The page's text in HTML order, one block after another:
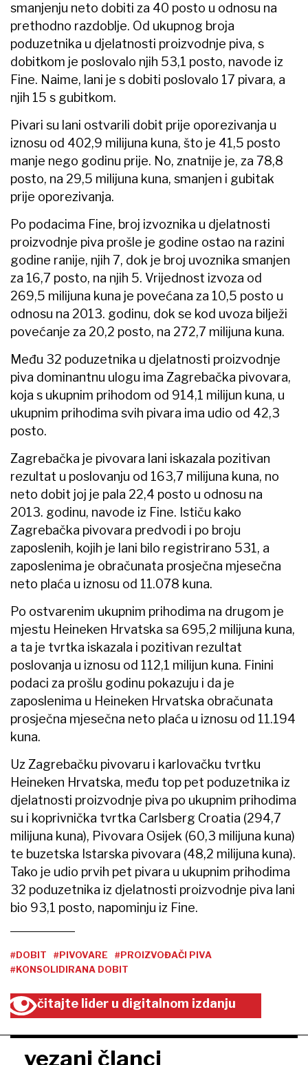
smanjenju neto dobiti za 40 posto u odnosu na
prethodno razdoblje. Od ukupnog broja
poduzetnika u djelatnosti proizvodnje piva, s
dobitkom je poslovalo njih 53,1 posto, navode iz
Fine. Naime, lani je s dobiti poslovalo 17 pivara, a
njih 15 s gubitkom.
Pivari su lani ostvarili dobit prije oporezivanja u
iznosu od 402,9 milijuna kuna, što je 41,5 posto
manje nego godinu prije. No, znatnije je, za 78,8
posto, na 29,5 milijuna kuna, smanjen i gubitak
prije oporezivanja.
Po podacima Fine, broj izvoznika u djelatnosti
proizvodnje piva prošle je godine ostao na razini
godine ranije, njih 7, dok je broj uvoznika smanjen
za 16,7 posto, na njih 5. Vrijednost izvoza od
269,5 milijuna kuna je povećana za 10,5 posto u
odnosu na 2013. godinu, dok se kod uvoza bilježi
povećanje za 20,2 posto, na 272,7 milijuna kuna.
Među 32 poduzetnika u djelatnosti proizvodnje
piva dominantnu ulogu ima Zagrebačka pivovara,
koja s ukupnim prihodom od 914,1 milijun kuna, u
ukupnim prihodima svih pivara ima udio od 42,3
posto.
Zagrebačka je pivovara lani iskazala pozitivan
rezultat u poslovanju od 163,7 milijuna kuna, no
neto dobit joj je pala 22,4 posto u odnosu na
2013. godinu, navode iz Fine. Ističu kako
Zagrebačka pivovara predvodi i po broju
zaposlenih, kojih je lani bilo registrirano 531, a
zaposlenima je obračunata prosječna mjesečna
neto plaća u iznosu od 11.078 kuna.
Po ostvarenim ukupnim prihodima na drugom je
mjestu Heineken Hrvatska sa 695,2 milijuna kuna,
a ta je tvrtka iskazala i pozitivan rezultat
poslovanja u iznosu od 112,1 milijun kuna. Finini
podaci za prošlu godinu pokazuju i da je
zaposlenima u Heineken Hrvatska obračunata
prosječna mjesečna neto plaća u iznosu od 11.194
kuna.
Uz Zagrebačku pivovaru i karlovačku tvrtku
Heineken Hrvatska, među top pet poduzetnika iz
djelatnosti proizvodnje piva po ukupnim prihodima
su i koprivnička tvrtka Carlsberg Croatia (294,7
milijuna kuna), Pivovara Osijek (60,3 milijuna kuna)
te buzetska Istarska pivovara (48,2 milijuna kuna).
Tako je udio prvih pet pivara u ukupnim prihodima
32 poduzetnika iz djelatnosti proizvodnje piva lani
bio 93,1 posto, napominju iz Fine.
#DOBIT #PIVOVARE
#PROIZVOĐAČI PIVA
#KONSOLIDIRANA DOBIT
čitajte lider u digitalnom izdanju
vezani članci